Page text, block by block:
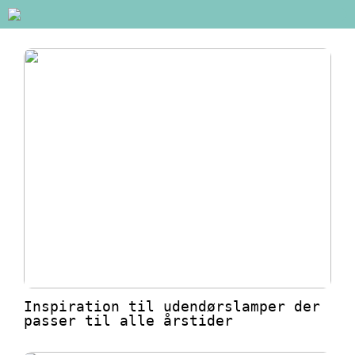
Inspiration til udendørslamper der
passer til alle årstider